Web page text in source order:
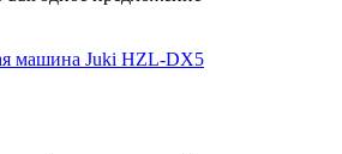
машина Juki HZL-DX5